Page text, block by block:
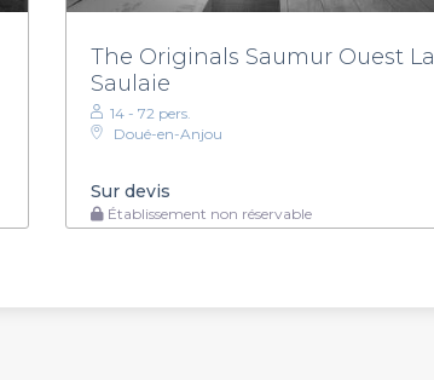
The Originals Saumur Ouest La
Saulaie
14 - 72 pers.
Doué-en-Anjou
Sur devis
Établissement non réservable